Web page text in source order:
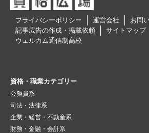
プライバシーポリシー 運営会社
お問
記事広告の作成・掲載依頼
サイトマップ
ウェルカム通信制高校
資格・職業カテゴリー
公務員系
司法・法律系
企業・経営・不動産系
財務・金融・会計系